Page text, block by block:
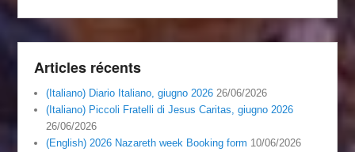
Articles récents
(Italiano) Diario Italiano, giugno 2026 26/06/2026
(Italiano) Piccoli Fratelli di Jesus Caritas, giugno 2026
26/06/2026
(English) 2026 Nazareth week Booking form 10/06/2026